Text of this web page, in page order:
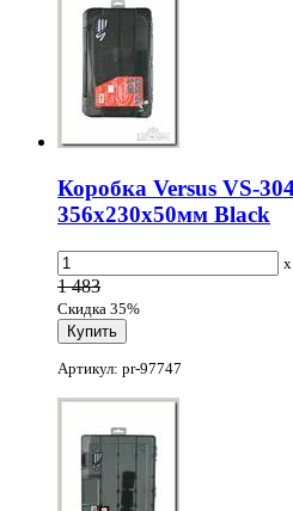
Коробка Versus VS-
356х230х50мм Black
x
1 483
Скидка 35%
Артикул: pr-97747